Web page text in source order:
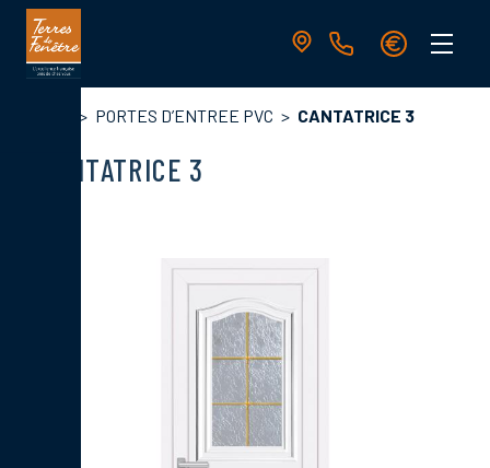
Aller
contenu
principale
PORTES D’ENTREE PVC CANTATRICE 3
CANTATRICE 3